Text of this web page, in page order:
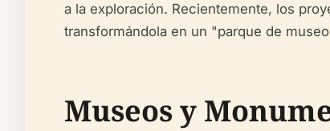
a la exploración. Recientemente, los
transformándola en un "parque de
Museos y